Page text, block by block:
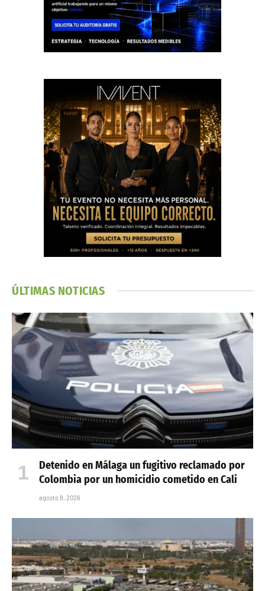
ÚLTIMAS NOTICIAS
Detenido en Málaga un fugitivo reclamado por
Colombia por un homicidio cometido en Cali
agosto 8, 2026